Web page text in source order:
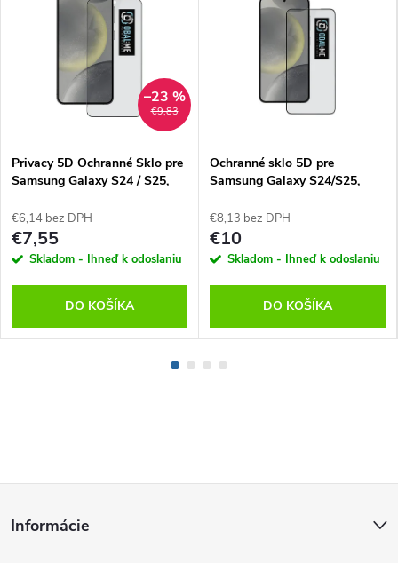
€9,83
–23 %
Privacy 5D Ochranné Sklo pre
Samsung Galaxy S24 / S25,
€6,14 bez DPH
€7,55
Skladom - Ihneď k odoslaniu
DO KOŠÍKA
Ochranné sklo 5D pre
Samsung Galaxy S24/S25,
€8,13 bez DPH
€10
Skladom - Ihneď k odoslaniu
DO KOŠÍKA
Informácie